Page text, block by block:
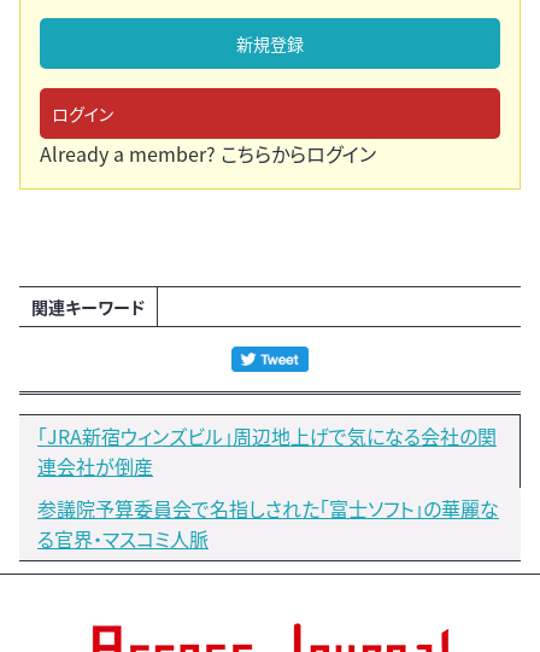
新規登録
ログイン
Already a member? こちらからログイン
関連キーワード
「JRA新宿ウィンズビル」周辺地上げで気になる会社の関
連会社が倒産
参議院予算委員会で名指しされた「富士ソフト」の華麗な
る官界・マスコミ人脈